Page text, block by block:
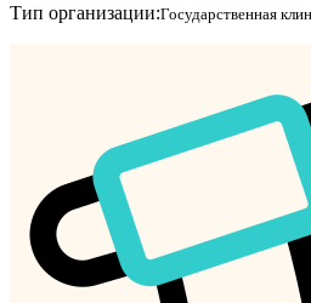
Тип организации:Государственная